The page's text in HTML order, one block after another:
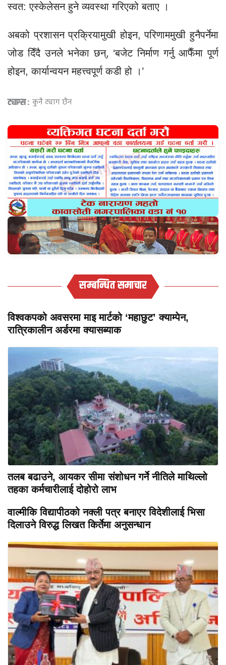
स्वत: एस्केलेसन हुने व्यवस्था गरिएको बताए ।
अबको प्रशासन प्रक्रियामुखी होइन, परिणाममुखी हुनैपर्नेमा
जोड दिँदै उनले भनेका छन्, ‘बजेट निर्माण गर्नु आफैँमा पूर्ण
होइन, कार्यान्वयन महत्त्वपूर्ण कडी हो ।’
ट्याग्स : कुनै ट्याग छैन
सम्बन्धित समाचार
विश्वकपको अवसरमा माइ मार्टको ‘महाछुट’ क्याम्पेन,
रात्रिकालीन अर्डरमा क्यासब्याक
तलब बढाउने, आयकर सीमा संशोधन गर्ने नीतिले माथिल्लो
तहका कर्मचारीलाई दोहोरो लाभ
वाल्मीकि विद्यापीठको नक्ली पत्र बनाएर विदेशीलाई भिसा
दिलाउने विरुद्ध लिखत किर्तेमा अनुसन्धान